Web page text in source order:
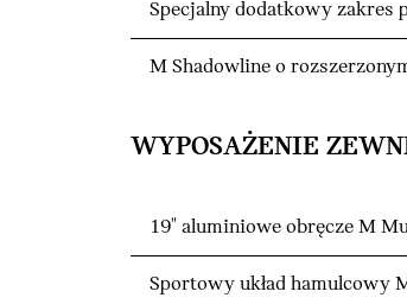
Specjalny dodatkowy zakres
M Shadowline o
WYPOSAŻENIE
19" aluminiowe obręcze M
Sportowy układ hamulcowy